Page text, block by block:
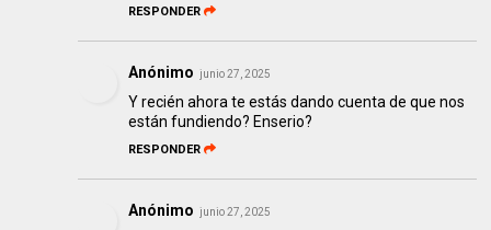
RESPONDER
Anónimo junio 27, 2025
Y recién ahora te estás dando cuenta de que nos
están fundiendo? Enserio?
RESPONDER
Anónimo junio 27, 2025